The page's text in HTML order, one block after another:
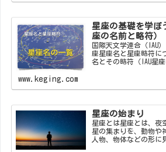
るまで、北極星は航海
たしてきました。ここ
星座の基礎を学
座の名前と略符）
国際天文学連合（IAU
座星座名と星座略符に
名とその略符（IAU星
www.keging.com
星座の始まり
星座とは星座とは、夜
星の集まりを、動物や
人物、物体などの形に